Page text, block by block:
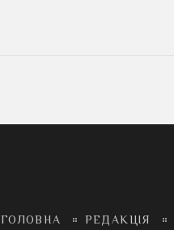
ГОЛОВНА РЕДАКЦІЯ